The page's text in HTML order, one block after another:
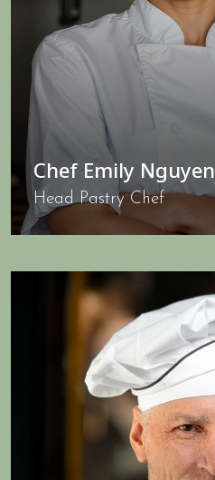
Chef Emily Nguyen
Head Pastry Chef